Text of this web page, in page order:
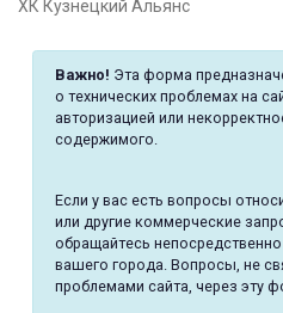
ХК Кузнецкий Альянс
Важно! Эта форма
о технических проблемах на
авторизацией или
содержимого.
Если у вас есть вопросы
или другие коммерческие
обращайтесь
вашего города. Вопросы, не
проблемами сайта, через эту